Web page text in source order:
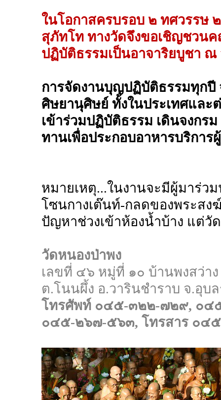
ในโอกาสครบรอบ ๒ ทศวรรษ
สุภัทโท ทางวัดจึงขอเชิญชวน
ปฏิบัติธรรมเป็นอาจาริยบูชา ณ
การจัดงานบุญปฏิบัติธรรมทุก
ศิษยานุศิษย์ ทั้งในประเทศแล
เข้าร่วมปฏิบัติธรรม เดินจงกร
ทานเพื่อประกอบอาหารบริกา
หมายเหตุ...ในงานจะมีผู้มาร่ว
โซนกางเต๊นท์-กลดของพระสง
ปัญหาช่วงเข้าห้องน้ำบ้าง แต่
วัดหนองป่าพง
เลขที่ ๔๖ หมู่ที่ ๑๐ บ้านพงสว่าง
ต.โนนผึ้ง อ.วารินชำราบ จ.อุ
โทรศัพท์ ๐๔๕-๓๒๒-๗๒๙, ๐๔
๐๔๕-๒๖๗-๕๖๓, โทรสาร ๐๔